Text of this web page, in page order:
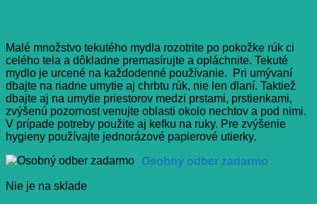
Malé množstvo tekutého mydla rozotrite po pokožke rúk ci
celého tela a dôkladne premasírujte a opláchnite. Tekuté
mydlo je urcené na každodenné používanie. Pri umývaní
dbajte na riadne umytie aj chrbtu rúk, nie len dlaní. Taktiež
dbajte aj na umytie priestorov medzi prstami, prstienkami,
zvýšenú pozornost venujte oblasti okolo nechtov a pod nimi.
V prípade potreby použite aj kefku na ruky. Pre zvýšenie
hygieny používajte jednorázové papierové utierky.
Osobný odber zadarmo
Nie je na sklade